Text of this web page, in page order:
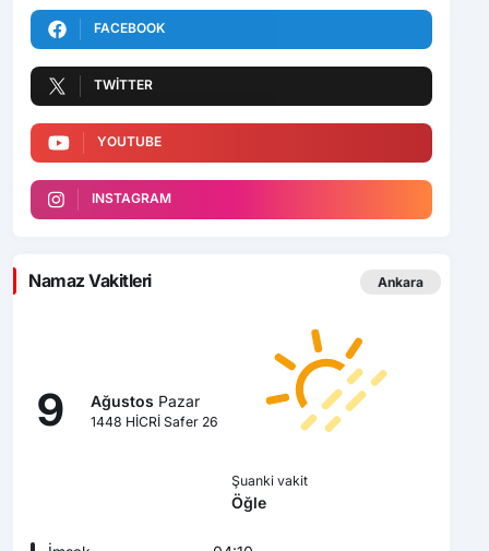
FACEBOOK
TWITTER
YOUTUBE
INSTAGRAM
Namaz Vakitleri Ankara
9 Ağustos Pazar
1448 HİCRİ Safer 26
Şuanki vakit
Öğle